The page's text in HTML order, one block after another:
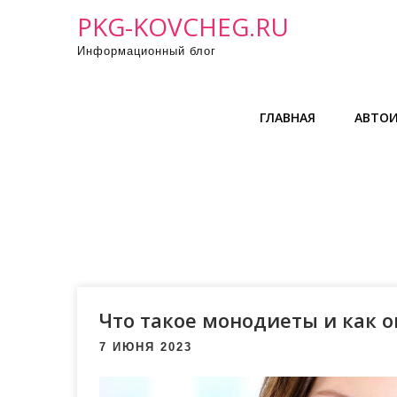
PKG-KOVCHEG.RU
Информационный блог
ГЛАВНАЯ
Что такое монодиеты и как
7 ИЮНЯ 2023